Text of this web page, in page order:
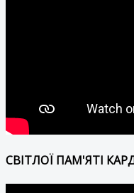
СВІТЛОЇ ПАМ'ЯТІ